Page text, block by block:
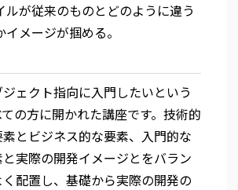
ルが従来のものとどのように違う
イメージが掴める。
ェクト指向に入門したいという
の方に開かれた講座です。技術的
素とビジネス的な要素、入門的な
と実際の開発イメージとをバラン
く配置し、基礎から実際の開発の